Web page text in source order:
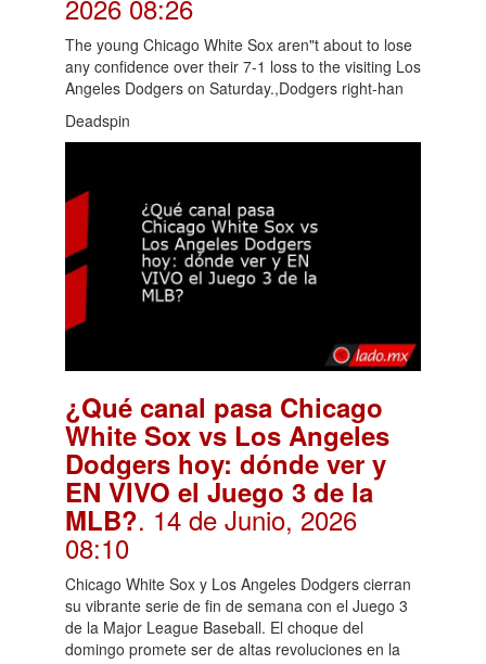
2026 08:26
The young Chicago White Sox aren"t about to lose
any confidence over their 7-1 loss to the visiting Los
Angeles Dodgers on Saturday.,Dodgers right-han
Deadspin
¿Qué canal pasa Chicago
White Sox vs Los Angeles
Dodgers hoy: dónde ver y
EN VIVO el Juego 3 de la
MLB?. 14 de Junio, 2026
08:10
Chicago White Sox y Los Angeles Dodgers cierran
su vibrante serie de fin de semana con el Juego 3
de la Major League Baseball. El choque del
domingo promete ser de altas revoluciones en la